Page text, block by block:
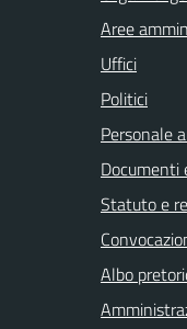
Aree
Uffici
Politici
Personale
Documenti
Statuto e
Albo